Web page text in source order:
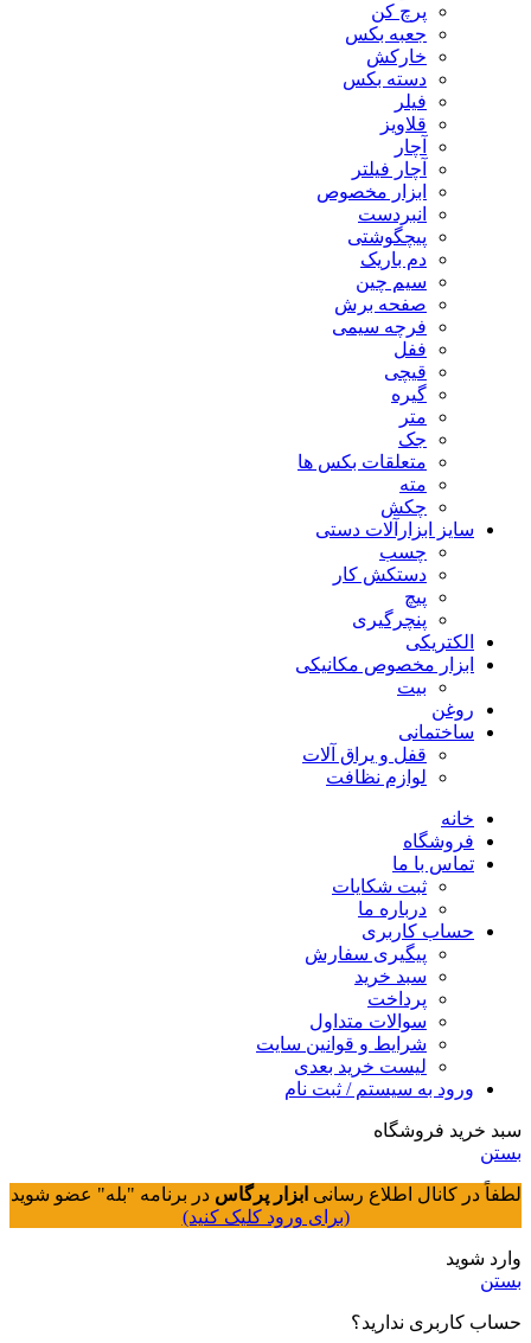
پرچ کن
جعبه بکس
خارکش
دسته بکس
فیلر
قلاویز
آچار
آچار فیلتر
ابزار مخصوص
انبردست
پیچگوشتی
دم باریک
سیم چین
صفحه برش
فرچه سیمی
ففل
قیچی
گیره
متر
جک
متعلقات بکس ها
مته
چکش
سایز ابزارآلات دستی
چسب
دستکش کار
پیچ
پنچرگیری
الکتریکی
ابزار مخصوص مکانیکی
بیت
روغن
ساختمانی
قفل و یراق آلات
لوازم نظافت
خانه
فروشگاه
تماس با ما
ثبت شکایات
درباره ما
حساب کاربری
پیگیری سفارش
سبد خرید
پرداخت
سوالات متداول
شرایط و قوانین سایت
لیست خرید بعدی
ورود به سیستم / ثبت نام
سبد خرید فروشگاه
بستن
لطفاً در کانال اطلاع رسانی ابزار پرگاس در برنامه "بله" عضو شوید
(برای ورود کلیک کنید)
وارد شوید
بستن
حساب کاربری ندارید؟